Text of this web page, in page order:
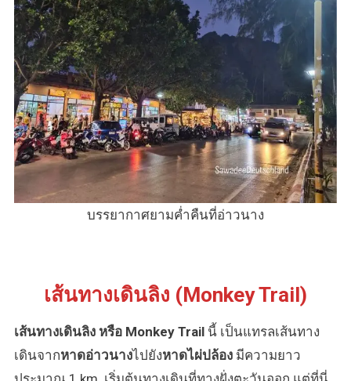
บรรยากาศยามค่ำคืนที่อ่าวนาง
เส้นทางเดินลิง (Monkey Trail)
เส้นทางเดินลิง หรือ Monkey Trail นี้ เป็นแทรลเส้นทาง
เดินจากหาดอ่าวนางไปยังหาดไผ่ปล้อง มีความยาว